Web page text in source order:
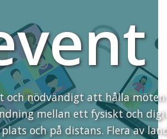
och nödvändigt att hålla
mellan ett fysiskt och
och på distans. Flera av